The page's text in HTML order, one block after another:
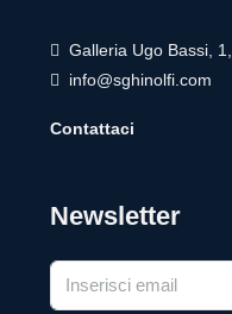
Galleria Ugo Bassi,
info@sghinolfi.com
Contattaci
Newsletter